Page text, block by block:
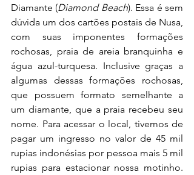
Diamante (Diamond Beach). Essa é sem
dúvida um dos cartões postais de Nusa,
com suas imponentes formações
rochosas, praia de areia branquinha e
água azul-turquesa. Inclusive graças a
algumas dessas formações rochosas,
que possuem formato semelhante a
um diamante, que a praia recebeu seu
nome. Para acessar o local, tivemos de
pagar um ingresso no valor de 45 mil
rupias indonésias por pessoa mais 5 mil
rupias para estacionar nossa motinho.